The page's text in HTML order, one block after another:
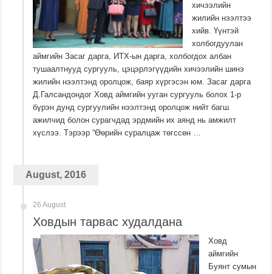
хичээлийн
жилийн нээлтээ
хийв. Үүнтэй
холбогдуулан
аймгийн Засаг дарга, ИТХ-ын дарга, холбогдох албан
тушаалтнууд сургууль, цэцэрлэгүүдийн хичээлийн шинэ
жилийн нээлтэнд оролцож, баяр хүргэсэн юм. Засаг дарга
Д.Галсандондог Ховд аймгийн ууган сургууль болох 1-р
бүрэн дунд сургуулийн нээлтэнд оролцож нийт багш
ажилчид болон сурагчдад эрдмийн их аянд нь амжилт
хүслээ. Тэрээр “Өөрийн суралцаж төгссөн …
August, 2016
26 August
Ховдын тарвас худалдана
Ховд
аймгийн
Буянт сумын